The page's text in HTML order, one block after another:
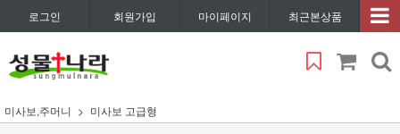
로그인 회원가입 마이페이지 최근본상품
미사보,주머니 미사보 고급형